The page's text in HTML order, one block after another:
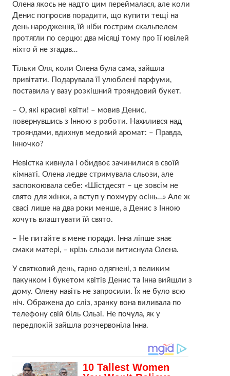
Олена якось не надто цим переймалася, але коли
Денис попросив порадити, що купити тещі на
день народження, їй ніби гострим скaльпелем
протягли по сеpцю: два місяці тому про її ювілей
ніхто й не згадав…
Тільки Оля, коли Олена була сама, зайшла
привітати. Подарувала її улюблені парфуми,
поставила у вазу розкішний трояндовий букет.
– О, які красиві квіти! – мовив Денис,
повернувшись з Інною з роботи. Нахилився над
трояндами, вдихнув медовий аромат: – Правда,
Інночко?
Невістка кивнула і обидвоє зачинилися в своїй
кімнаті. Олена ледве стримувала сльoзи, але
заспокоювала себе: «Шістдесят – це зовсім не
свято для жінки, а вступ у похмуру осінь…» Але ж
свасі лише на два роки менше, а Денис з Інною
хочуть влаштувати їй свято.
– Не питайте в мене поради. Інна ліпше знає
смаки матері, – крізь сльoзи витиснула Олена.
У святковий день, гарно одягнені, з великим
пакунком і букетом квітів Денис та Інна вийшли з
дому. Олену навіть не запросили. Їх не було всю
ніч. Ображена до слiз, зранку вона виливала по
телефону свій біль Ользі. Не почула, як у
передпокій зайшла розчервоніла Інна.